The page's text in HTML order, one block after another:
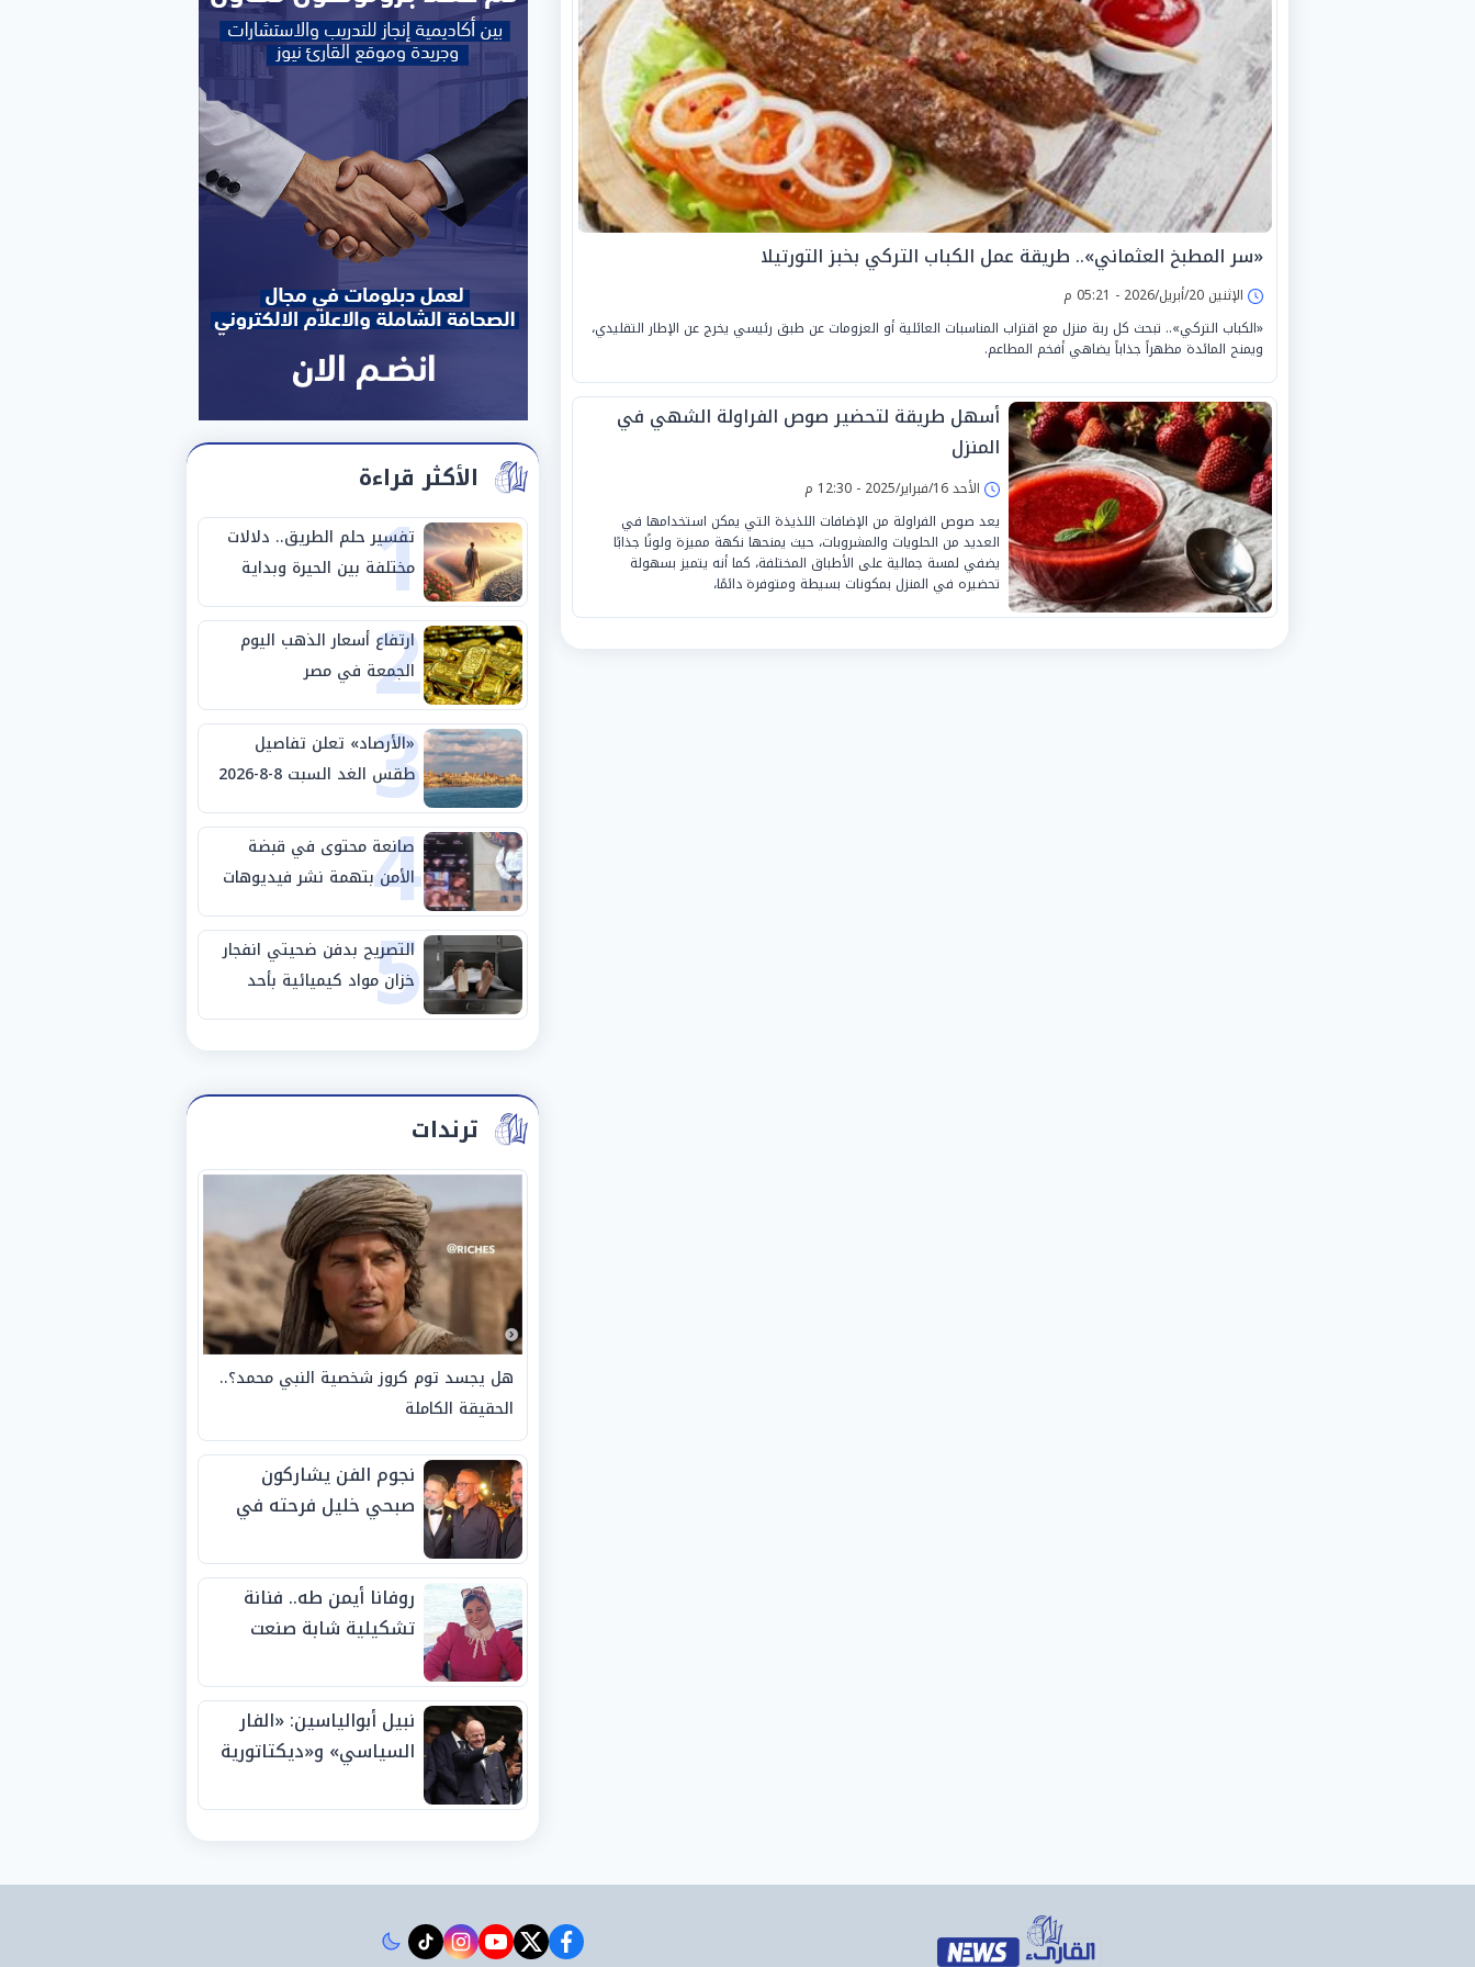
«سر المطبخ العثماني».. طريقة عمل الكباب التركي بخبز التورتيلا
الإثنين 20/أبريل/2026 - 05:21 م
«الكباب التركي».. تبحث كل ربة منزل مع اقتراب المناسبات العائلية أو العزومات عن طبق رئيسي يخرج عن الإطار التقليدي،
ويمنح المائدة مظهراً جذاباً يضاهي أفخم المطاعم.
أسهل طريقة لتحضير صوص الفراولة الشهي في
المنزل
الأحد 16/فبراير/2025 - 12:30 م
يعد صوص الفراولة من الإضافات اللذيذة التي يمكن استخدامها في
العديد من الحلويات والمشروبات، حيث يمنحها نكهة مميزة ولونًا جذابًا
يضفي لمسة جمالية على الأطباق المختلفة، كما أنه يتميز بسهولة
تحضيره في المنزل بمكونات بسيطة ومتوفرة دائمًا،
الأكثر قراءة
1
تفسير حلم الطريق.. دلالات
مختلفة بين الحيرة وبداية
مرحلة جديدة
2
ارتفاع أسعار الذهب اليوم
الجمعة في مصر
3
«الأرصاد» تعلن تفاصيل
طقس الغد السبت 8-8-2026
والظواهر الجوية
4
صانعة محتوى في قبضة
الأمن بتهمة نشر فيديوهات
خادشة للحياء
5
التصريح بدفن ضحيتي انفجار
خزان مواد كيميائية بأحد
مصانع الفيوم
ترندات
هل يجسد توم كروز شخصية النبي محمد؟..
الحقيقة الكاملة
نجوم الفن يشاركون
صبحي خليل فرحته في
روفانا أيمن طه.. فنانة
تشكيلية شابة صنعت
الجوائز منذ الصغر
نبيل أبوالياسين: «الفار
السياسي» و«ديكتاتورية
الفيفا».. وإقالة
facebook
twitter
youtube
instagram
tiktok